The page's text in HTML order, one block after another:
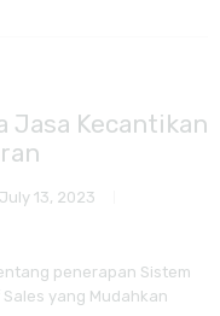
Jasa Kecantikan
July 13, 2023
penerapan Sistem
yang Mudahkan